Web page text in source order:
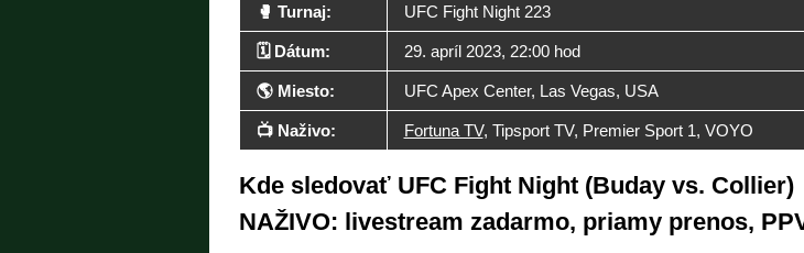
🥊️ Turnaj: UFC Fight Night 223
🗓️ Dátum: 29. apríl 2023, 22:00 hod
🌎 Miesto: UFC Apex Center, Las Vegas, USA
📺 Naživo: Fortuna TV, Tipsport TV, Premier Sport 1, VOYO
Kde sledovať UFC Fight Night (Buday vs. Collier)
NAŽIVO: livestream zadarmo, priamy prenos,